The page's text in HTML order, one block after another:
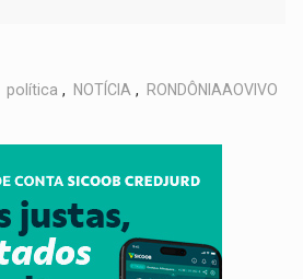
política , NOTÍCIA ,
RONDÔNIAAOVIVO